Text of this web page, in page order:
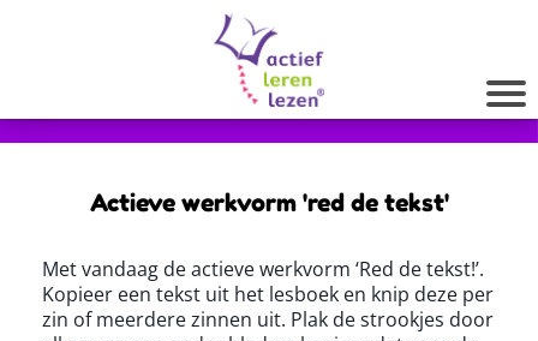
Actieve werkvorm 'red de tekst'
Met vandaag de actieve werkvorm ‘Red de tekst!’.
Kopieer een tekst uit het lesboek en knip deze per
zin of meerdere zinnen uit. Plak de strookjes door